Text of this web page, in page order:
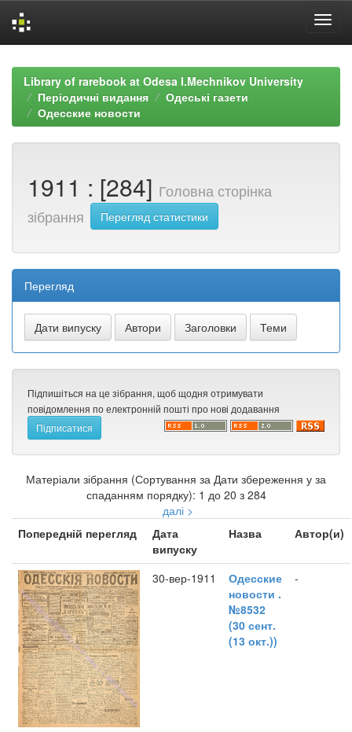
navigationLibrary of rarebook at Odesa I.Mechnikov University
Періодичні видання
Одеські газети
Одесские новости
1911 : [284] Головна сторінка
зібрання
Перегляд статистики
Перегляд
Підпишіться на це зібрання, щоб щодня отримувати
повідомлення по електронній пошті про нові додавання
Матеріали зібрання (Сортування за Дати збереження у за
спаданням порядку): 1 до 20 з 284
далі >
Попередній перегляд
Дата
випуску
Назва Автор(и)
30-вер-1911
Одесские
новости .
№8532
(30 сент.
(13 окт.))
-